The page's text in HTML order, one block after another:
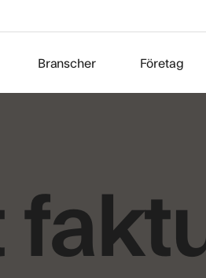
Branscher Företag